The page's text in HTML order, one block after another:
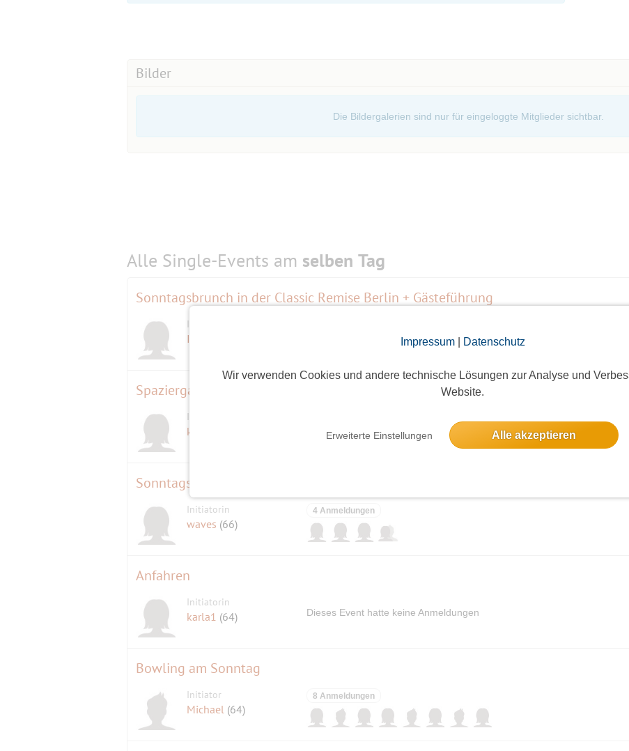
Impressum| Datenschutz
Wir verwenden Cookies und andere technische Lösungen zur Analyse und
Website.
Erweiterte Einstellungen Alle akzeptieren
Bilder
Die Bildergalerien sind nur für eingeloggte Mitglieder sichtbar.
Alle Single-Events am selben Tag
Sonntagsbrunch in der Classic Remise Berlin + Gästeführung
Initiatorin
Ines
Spaziergang von Ahrensfelde nach Wartenberg
Initiatorin
kooky
Sonntags im Tierpark
Initiatorin
waves (66)
4 Anmeldungen
Anfahren
Initiatorin
karla1 (64) Dieses Event hatte keine Anmeldungen
Bowling am Sonntag
Initiator
Michael (64)
8 Anmeldungen